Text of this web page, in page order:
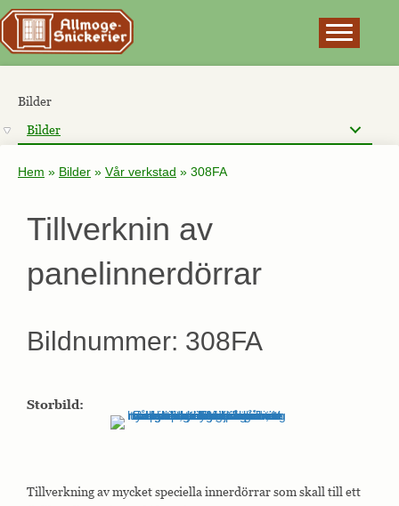
Bilder
Bilder
Hem » Bilder » Vår verkstad » 308FA
Tillverknin av
panelinnerdörrar
Bildnummer: 308FA
Storbild:
Tillverkning av mycket speciella innerdörrar som skall till ett